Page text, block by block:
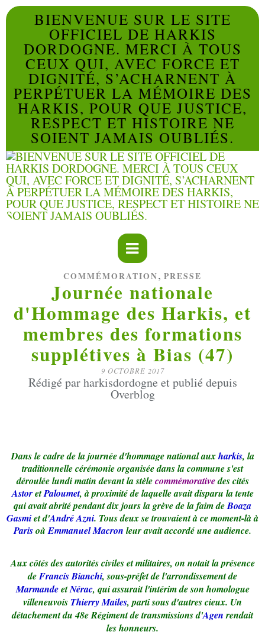
BIENVENUE SUR LE SITE
OFFICIEL DE HARKIS
DORDOGNE. MERCI À TOUS
CEUX QUI, AVEC FORCE ET
DIGNITÉ, S’ACHARNENT À
PERPÉTUER LA MÉMOIRE DES
HARKIS, POUR QUE JUSTICE,
RESPECT ET HISTOIRE NE
SOIENT JAMAIS OUBLIÉS.
COMMÉMORATION, PRESSE
Journée nationale
d'Hommage des Harkis, et
membres des formations
supplétives à Bias (47)
9 OCTOBRE 2017
Rédigé par harkisdordogne et publié depuis
Overblog
Dans le cadre de la journée d'hommage national auxharkis, la
traditionnelle cérémonie organisée dans la commune s'est
déroulée lundi matin devant la stèlecommémorativedes cités
AstoretPaloumet, à proximité de laquelle avait disparu la tente
qui avait abrité pendant dix jours la grève de la faim deBoaza
Gasmiet d'André Azni. Tous deux se trouvaient à ce moment-là à
ParisoùEmmanuel Macron leur avait accordé une audience.
Aux côtés des autorités civiles et militaires, on notait la présence
deFrancis Bianchi, sous-préfet de l'arrondissement de
MarmandeetNérac, qui assurait l'intérim de son homologue
villeneuvois Thierry Mailes, parti sous d'autres cieux. Un
détachement du 48e Régiment de transmissions d'Agenrendait
les honneurs.